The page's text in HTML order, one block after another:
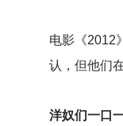
电影《2012
认，但他们
洋奴们一口